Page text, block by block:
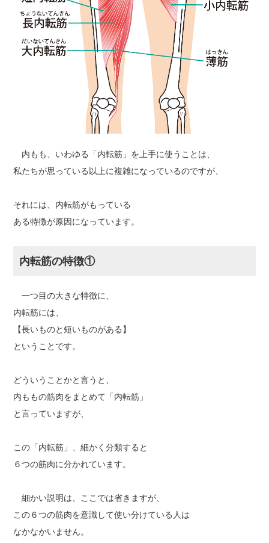
内もも、いわゆる「内転筋」を上手に使うことは、
私たちが思っている以上に複雑になっているのですが、
それには、内転筋がもっている
ある特徴が原因になっています。
内転筋の特徴①
一つ目の大きな特徴に、
内転筋には、
【長いものと短いものがある】
ということです。
どういうことかと言うと、
内ももの筋肉をまとめて「内転筋」
と言っていますが、
この「内転筋」、細かく分類すると
６つの筋肉に分かれています。
細かい説明は、ここでは省きますが、
この６つの筋肉を意識して使い分けている人は
なかなかいません。